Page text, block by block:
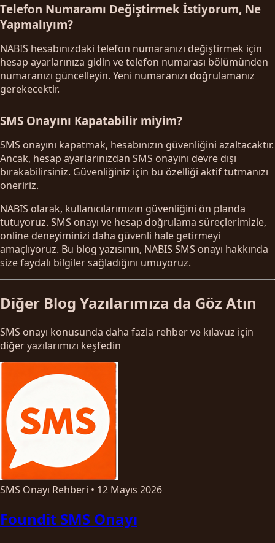
Telefon Numaramı Değiştirmek İstiyorum, Ne
Yapmalıyım?
NABIS hesabınızdaki telefon numaranızı değiştirmek için
hesap ayarlarınıza gidin ve telefon numarası bölümünden
numaranızı güncelleyin. Yeni numaranızı doğrulamanız
gerekecektir.
SMS Onayını Kapatabilir miyim?
SMS onayını kapatmak, hesabınızın güvenliğini azaltacaktır.
Ancak, hesap ayarlarınızdan SMS onayını devre dışı
bırakabilirsiniz. Güvenliğiniz için bu özelliği aktif tutmanızı
öneririz.
NABIS olarak, kullanıcılarımızın güvenliğini ön planda
tutuyoruz. SMS onayı ve hesap doğrulama süreçlerimizle,
online deneyiminizi daha güvenli hale getirmeyi
amaçlıyoruz. Bu blog yazısının, NABIS SMS onayı hakkında
size faydalı bilgiler sağladığını umuyoruz.
Diğer Blog Yazılarımıza da Göz Atın
SMS onayı konusunda daha fazla rehber ve kılavuz için
diğer yazılarımızı keşfedin
SMS Onayı Rehberi • 12 Mayıs 2026
Foundit SMS Onayı